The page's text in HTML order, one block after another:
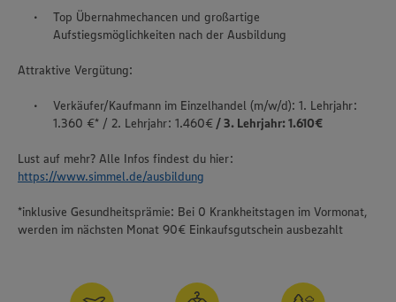
Top Übernahmechancen und großartige
Aufstiegsmöglichkeiten nach der Ausbildung
Attraktive Vergütung:
Verkäufer/Kaufmann im Einzelhandel (m/w/d): 1. Lehrjahr:
1.360 €* / 2. Lehrjahr: 1.460€ / 3. Lehrjahr: 1.610€
Lust auf mehr? Alle Infos findest du hier:
https://www.simmel.de/ausbildung
*inklusive Gesundheitsprämie: Bei 0 Krankheitstagen im Vormonat,
werden im nächsten Monat 90€ Einkaufsgutschein ausbezahlt